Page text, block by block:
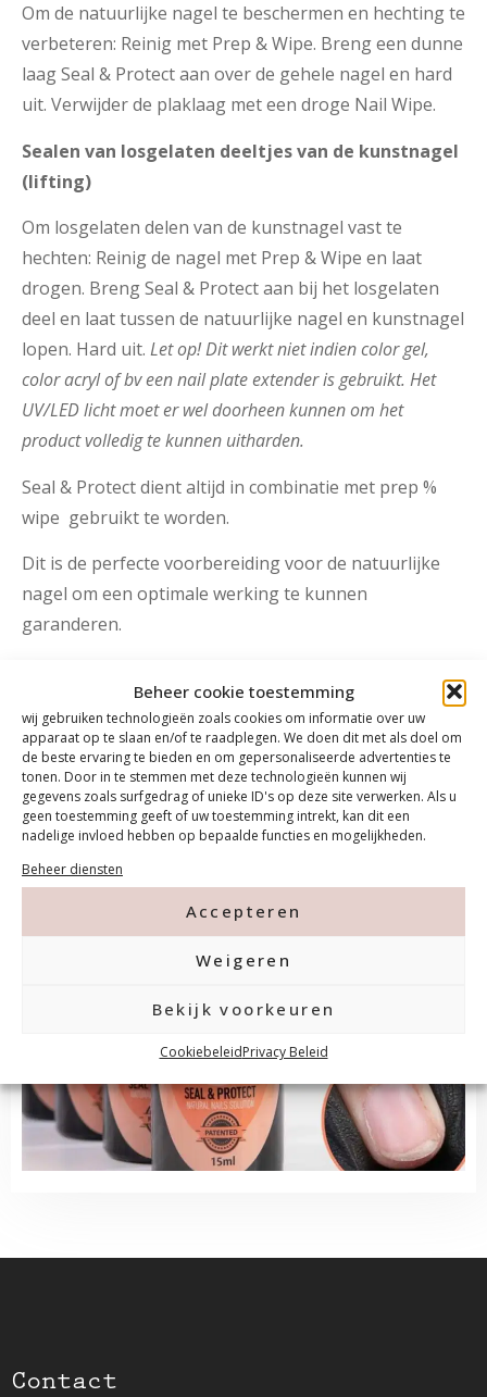
Beheer cookie toestemming
wij gebruiken technologieën zoals cookies om informatie over uw
apparaat op te slaan en/of te raadplegen. We doen dit met als doel om
de beste ervaring te bieden en om gepersonaliseerde advertenties te
tonen. Door in te stemmen met deze technologieën kunnen wij
gegevens zoals surfgedrag of unieke ID's op deze site verwerken. Als u
geen toestemming geeft of uw toestemming intrekt, kan dit een
nadelige invloed hebben op bepaalde functies en mogelijkheden.
Beheer diensten
Accepteren
Weigeren
Bekijk voorkeuren
CookiebeleidPrivacy Beleid
Om de natuurlijke nagel te beschermen en hechting te
verbeteren: Reinig met Prep & Wipe. Breng een dunne
laag Seal & Protect aan over de gehele nagel en hard
uit. Verwijder de plaklaag met een droge Nail Wipe.
Sealen van losgelaten deeltjes van de kunstnagel
(lifting)
Om losgelaten delen van de kunstnagel vast te
hechten: Reinig de nagel met Prep & Wipe en laat
drogen. Breng Seal & Protect aan bij het losgelaten
deel en laat tussen de natuurlijke nagel en kunstnagel
lopen. Hard uit. Let op! Dit werkt niet indien color gel,
color acryl of bv een nail plate extender is gebruikt. Het
UV/LED licht moet er wel doorheen kunnen om het
product volledig te kunnen uitharden.
Seal & Protect dient altijd in combinatie met prep %
wipe gebruikt te worden.
Dit is de perfecte voorbereiding voor de natuurlijke
nagel om een optimale werking te kunnen
garanderen.
Overzicht
Contact